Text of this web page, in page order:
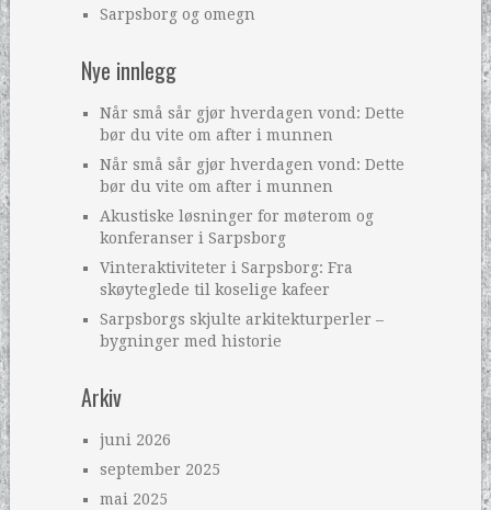
Sarpsborg og omegn
Nye innlegg
Når små sår gjør hverdagen vond: Dette
bør du vite om after i munnen
Når små sår gjør hverdagen vond: Dette
bør du vite om after i munnen
Akustiske løsninger for møterom og
konferanser i Sarpsborg
Vinteraktiviteter i Sarpsborg: Fra
skøyteglede til koselige kafeer
Sarpsborgs skjulte arkitekturperler –
bygninger med historie
Arkiv
juni 2026
september 2025
mai 2025